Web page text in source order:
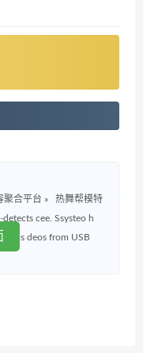
聚合平台 »
热舞帮模特
cee. Ssysteo h
4 s deos from USB